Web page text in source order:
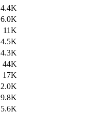
4.4K
6.0K
11K
4.5K
4.3K
44K
17K
2.0K
9.8K
5.6K